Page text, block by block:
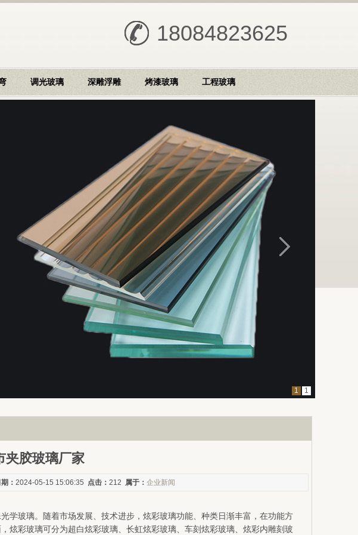
18084823625
调光玻璃 深雕浮雕 烤漆玻璃 工程玻璃
1 1
夹胶玻璃厂家
期： 2024-05-15 15:06:35 点击： 212 属于： 企业新闻
学玻璃。随着市场发展、技术进步，炫彩玻璃功能、种类日渐丰富，在功能方
炫彩玻璃可分为超白炫彩玻璃、长虹炫彩玻璃、车刻炫彩玻璃、炫彩内雕刻玻